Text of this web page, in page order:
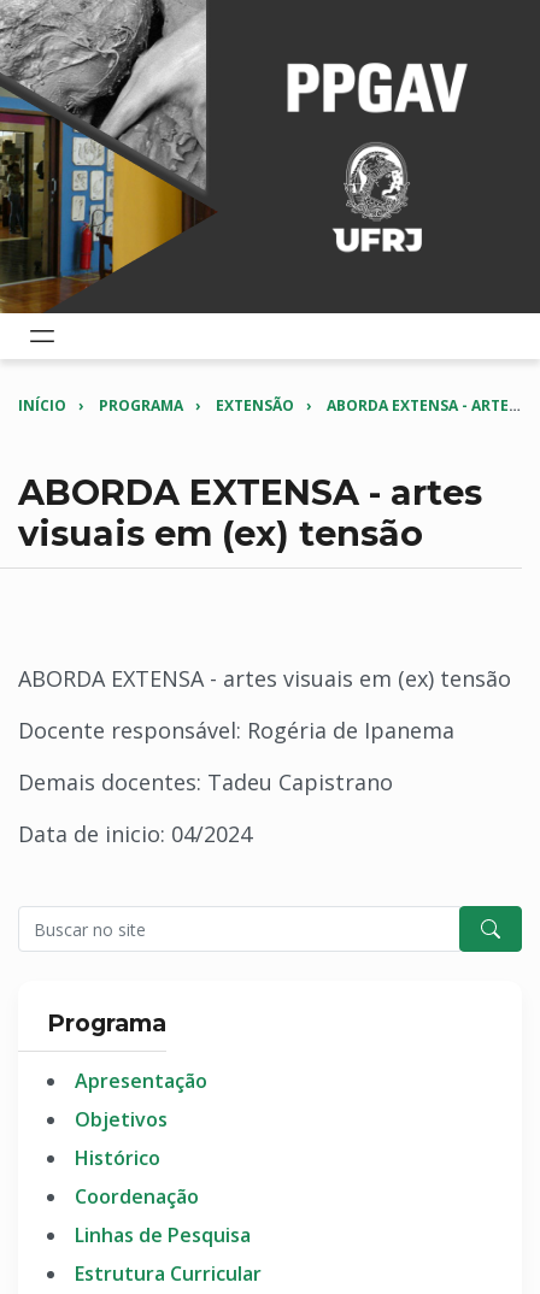
INÍCIO PROGRAMA EXTENSÃO ABORDA EXTENSA - ARTES VISUAIS EM (EX) TENSÃO
ABORDA EXTENSA - artes
visuais em (ex) tensão
ABORDA EXTENSA - artes visuais em (ex) tensão
Docente responsável: Rogéria de Ipanema
Demais docentes: Tadeu Capistrano
Data de inicio: 04/2024
Programa
Apresentação
Objetivos
Histórico
Coordenação
Linhas de Pesquisa
Estrutura Curricular